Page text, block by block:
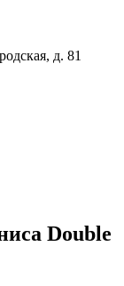
д. 81
Double